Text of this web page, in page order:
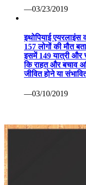
—03/23/2019
इथोपियाई
157 लोगों की मौत
इसमें 149 यात्री
कि राहत और बचाव
जीवित होने या
—03/10/2019